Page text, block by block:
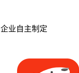
企业自主制定